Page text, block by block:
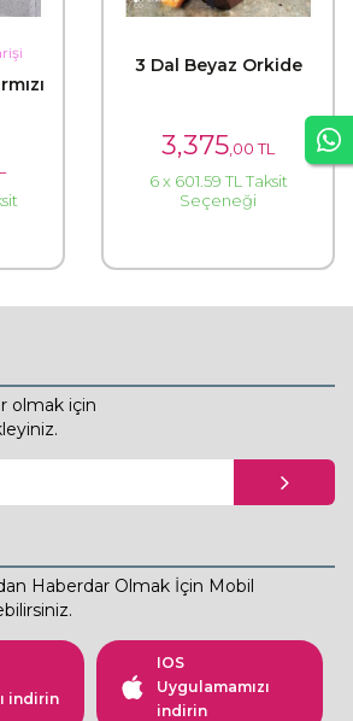
3 Dal Beyaz Orkide
3,375 ,00 TL
6 x 601.59 TL Taksit
Seçeneği
olmak için
Haberdar Olmak İçin Mobil
indirin
IOS
Uygulamamızı
indirin